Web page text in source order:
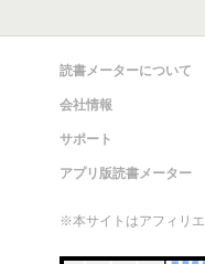
読書メーターについて
会社情報
サポート
アプリ版読書メーター
※本サイトはアフィリ